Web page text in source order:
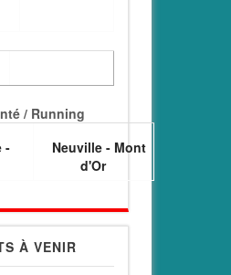
/ Running
-
Neuville - Mont
d'Or
À VENIR